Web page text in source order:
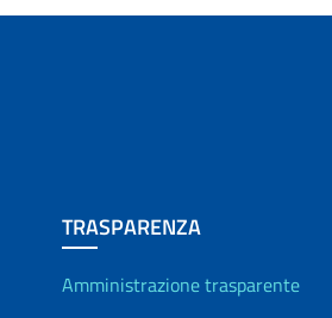
TRASPARENZA
Amministrazione trasparente